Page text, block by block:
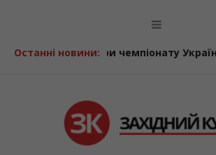
Останні новини:
України з парастрільби з лука У